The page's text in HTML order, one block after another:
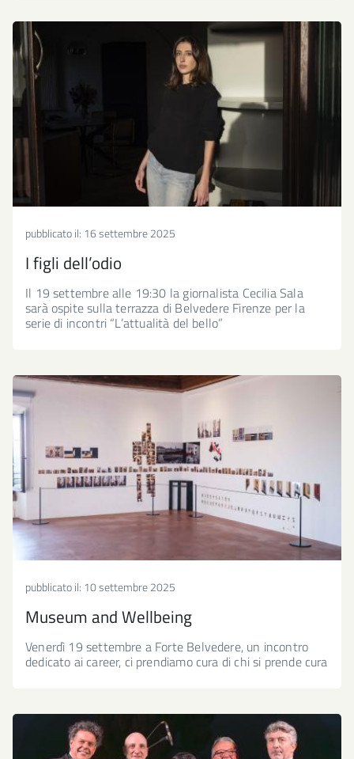
pubblicato il: 16 settembre 2025
I figli dell’odio
Il 19 settembre alle 19:30 la giornalista Cecilia Sala
sarà ospite sulla terrazza di Belvedere Firenze per la
serie di incontri “L’attualità del bello”
pubblicato il: 10 settembre 2025
Museum and Wellbeing
Venerdì 19 settembre a Forte Belvedere, un incontro
dedicato ai career, ci prendiamo cura di chi si prende cura